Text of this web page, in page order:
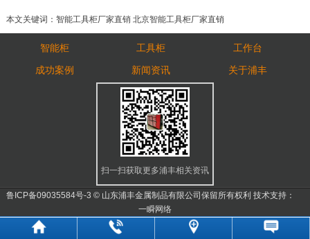
本文关键词：智能工具柜厂家直销 北京智能工具柜厂家直销
智能柜 工具柜
工作台
成功案例
新闻资讯 关于浦丰
扫一扫获取更多浦丰相关资讯
鲁ICP备09035584号-3 © 山东浦丰金属制品有限公司保留所有权利 技术支持：
一瞬网络